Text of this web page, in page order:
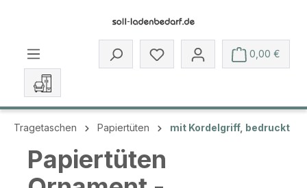
Du hast 0 Produkte auf dem
0,00 €
Tragetaschen Papiertüten mit Kordelgriff, bedruckt
Papiertüten